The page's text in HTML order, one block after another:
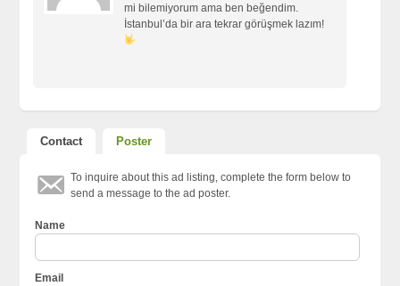
mi bilemiyorum ama ben beğendim.
İstanbul’da bir ara tekrar görüşmek lazım!
Contact Poster
To inquire about this ad listing, complete the form below to
send a message to the ad poster.
Name
Email